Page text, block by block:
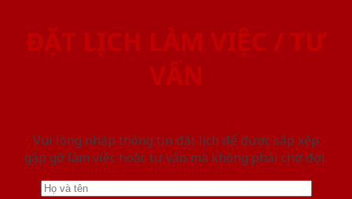
ĐẶT LỊCH LÀM VIỆC / TƯ
VẤN
Vui lòng nhập thông tin đặt lịch để được sắp xếp
gặp gỡ làm việc hoăc tư vấn mà không phải chờ đợi.